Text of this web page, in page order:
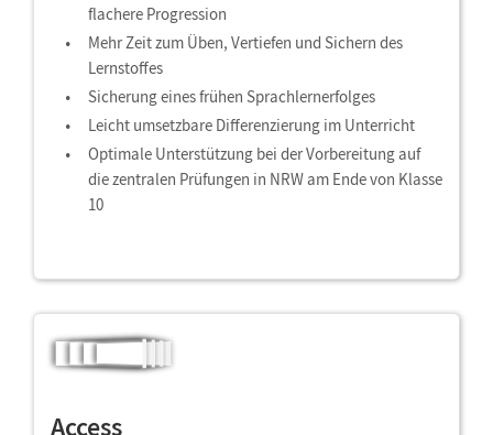
flachere Progression
Mehr Zeit zum Üben, Vertiefen und Sichern des
Lernstoffes
Sicherung eines frühen Sprachlernerfolges
Leicht umsetzbare Differenzierung im Unterricht
Optimale Unterstützung bei der Vorbereitung auf
die zentralen Prüfungen in NRW am Ende von Klasse
10
Access